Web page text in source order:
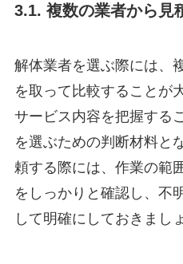
3.1. 複数の業者から見
解体業者を選ぶ際には、
を取って比較することが
サービス内容を把握する
を選ぶための判断材料と
頼する際には、作業の範
をしっかりと確認し、不
して明確にしておきまし